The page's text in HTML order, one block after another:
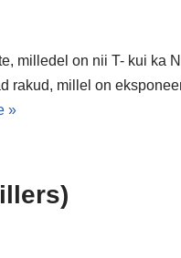
milledel on nii T- kui ka
rakud, millel on
»